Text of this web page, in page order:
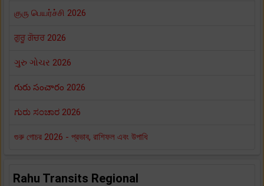
குரு பெயர்ச்சி 2026
ਗੁਰੂ ਗੋਚਰ 2026
ગુરુ ગોચર 2026
గురు సంచారం 2026
ಗುರು ಸಂಚಾರ 2026
গুরু গোচর 2026 - প্রভাব, রাশিফল এবং উপাধি
Rahu Transits Regional